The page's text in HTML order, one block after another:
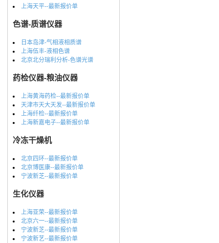
上海天平--最新报价单
色谱-质谱仪器
日本岛津-气相液相质谱
上海伍丰-液相色谱
北京北分瑞利分析-色谱光谱
药检仪器-粮油仪器
上海黄海药检--最新报价单
天津市天大天发--最新报价单
上海纤检--最新报价单
上海新嘉电子--最新报价单
冷冻干燥机
北京四环--最新报价单
北京博医康--最新报价单
宁波新芝--最新报价单
生化仪器
上海亚荣--最新报价单
北京六一--最新报价单
宁波新芝--最新报价单
宁波新艺--最新报价单